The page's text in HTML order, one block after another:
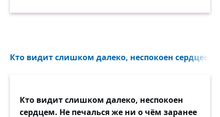
Кто видит слишком далеко, неспокоен сердцем.
Кто видит слишком далеко, неспокоен
сердцем. Не печалься же ни о чём заранее